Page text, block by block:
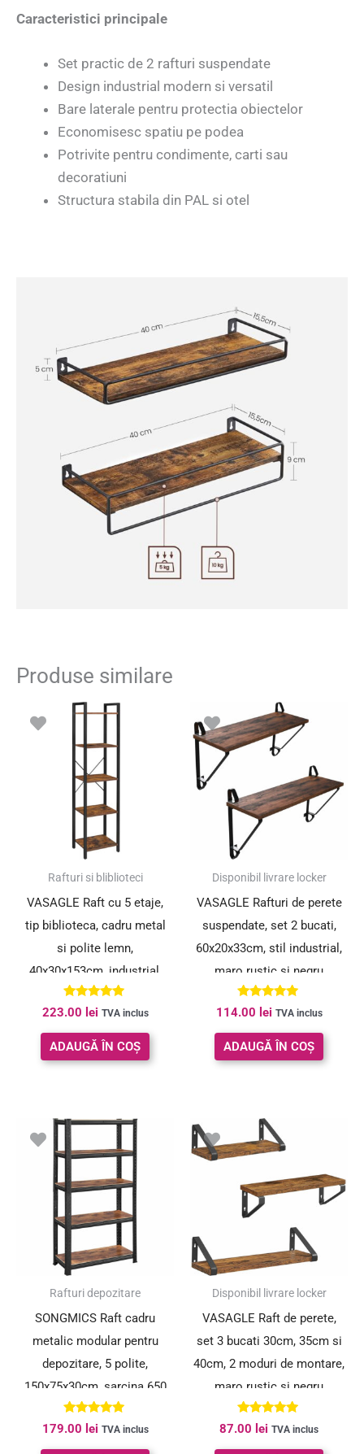
Caracteristici principale
Set practic de 2 rafturi suspendate
Design industrial modern si versatil
Bare laterale pentru protectia obiectelor
Economisesc spatiu pe podea
Potrivite pentru condimente, carti sau
decoratiuni
Structura stabila din PAL si otel
Produse similare
Rafturi si bliblioteci
VASAGLE Raft cu 5 etaje,
tip biblioteca, cadru metal
si polite lemn,
40x30x153cm, industrial,
maro rustic si negru
Evaluat la
5.00
din 5
223.00 lei TVA inclus
ADAUGĂ ÎN COȘ
Disponibil livrare locker
VASAGLE Rafturi de perete
suspendate, set 2 bucati,
60x20x33cm, stil industrial,
maro rustic si negru
Evaluat la
5.00
din 5
114.00 lei TVA inclus
ADAUGĂ ÎN COȘ
Rafturi depozitare
SONGMICS Raft cadru
metalic modular pentru
depozitare, 5 polite,
150x75x30cm, sarcina 650
kg, maro rustic
Evaluat la
5.00
din 5
179.00 lei TVA inclus
Disponibil livrare locker
VASAGLE Raft de perete,
set 3 bucati 30cm, 35cm si
40cm, 2 moduri de montare,
maro rustic si negru
Evaluat la
5.00
din 5
87.00 lei TVA inclus